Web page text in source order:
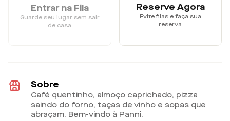
Entrar na Fila
Guarde seu lugar sem sair
de casa
Reserve Agora
Evite filas e faça sua
reserva
Sobre
Café quentinho, almoço caprichado, pizza
saindo do forno, taças de vinho e sopas que
abraçam. Bem-vindo à Panni.